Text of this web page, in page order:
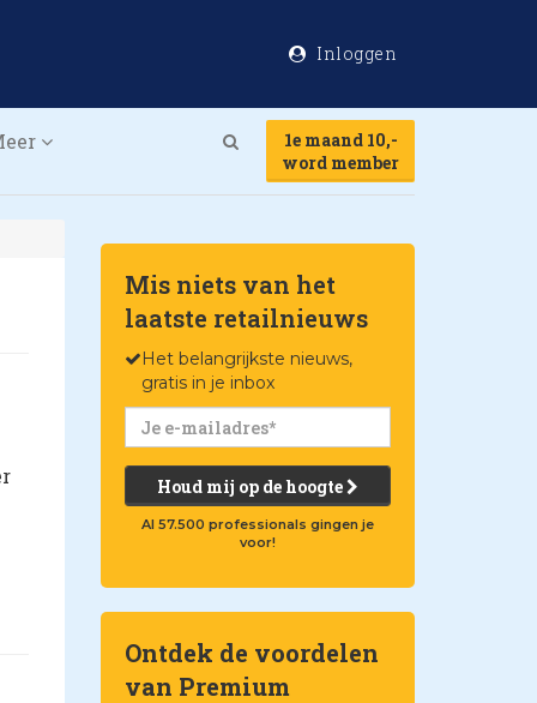
Inloggen
1e maand 10,-
word member
Mis niets van het
laatste retailnieuws
Het belangrijkste nieuws,
gratis in je inbox
Houd mij op de hoogte
Al 57.500 professionals gingen je
voor!
Ontdek de voordelen
van Premium